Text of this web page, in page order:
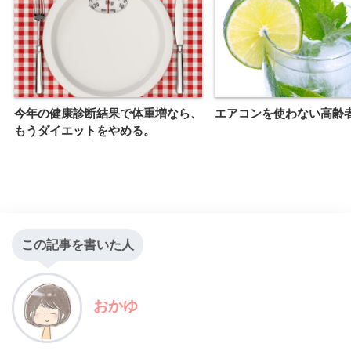
今年の健康診断結果で体重増なら、
もうダイエットをやめる。
エアコンを使わない高齢
この記事を書いた人
おかゆ